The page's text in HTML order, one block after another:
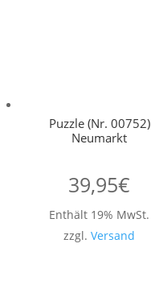
Puzzle (Nr. 00752)
Neumarkt
39,95€
Enthält 19% MwSt.
zzgl.Versand